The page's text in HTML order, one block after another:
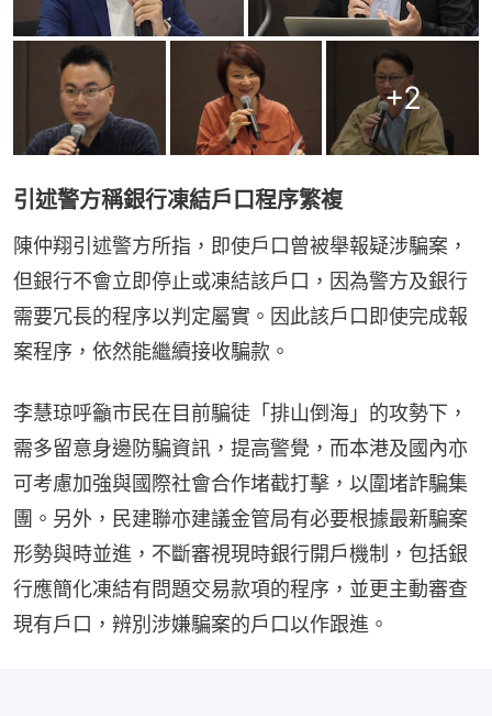
+2
引述警方稱銀行凍結戶口程序繁複
陳仲翔引述警方所指，即使戶口曾被舉報疑涉騙案，
但銀行不會立即停止或凍結該戶口，因為警方及銀行
需要冗長的程序以判定屬實。因此該戶口即使完成報
案程序，依然能繼續接收騙款。
李慧琼呼籲市民在目前騙徒「排山倒海」的攻勢下，
需多留意身邊防騙資訊，提高警覺，而本港及國內亦
可考慮加強與國際社會合作堵截打擊，以圍堵詐騙集
團。另外，民建聯亦建議金管局有必要根據最新騙案
形勢與時並進，不斷審視現時銀行開戶機制，包括銀
行應簡化凍結有問題交易款項的程序，並更主動審查
現有戶口，辨別涉嫌騙案的戶口以作跟進。